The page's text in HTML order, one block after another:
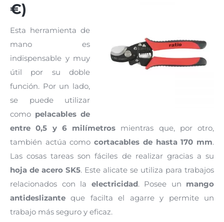
€)
Esta herramienta de
mano es
indispensable y muy
útil por su doble
función. Por un lado,
se puede utilizar
como pelacables de
entre 0,5 y 6 milímetros mientras que, por otro,
también actúa comocortacables de hasta 170 mm.
Las cosas tareas son fáciles de realizar gracias a su
hoja de acero SK5. Este alicate se utiliza para trabajos
relacionados con la electricidad. Posee un mango
antideslizante que facilta el agarre y permite un
trabajo más seguro y eficaz.